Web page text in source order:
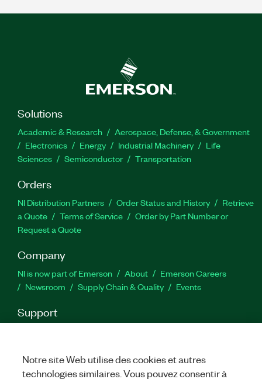
Solutions
Academic & Research
Aerospace, Defense, & Government
Electronics
Energy Industrial Machinery
Life
Sciences
Semiconductor Transportation
Orders
NI Distribution Partners Order Status and History
Retrieve
a Quote
Terms of Service
Order by Part Number or
Request a Quote
Company
NI is now part of Emerson About
Emerson Careers
Newsroom
Supply Chain & Quality Events
Support
Feedback
Notre site Web utilise des cookies et autres
technologies similaires. Vous pouvez consentir à